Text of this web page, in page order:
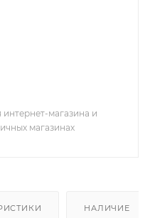
магазина и
магазинах
НАЛИЧИЕ